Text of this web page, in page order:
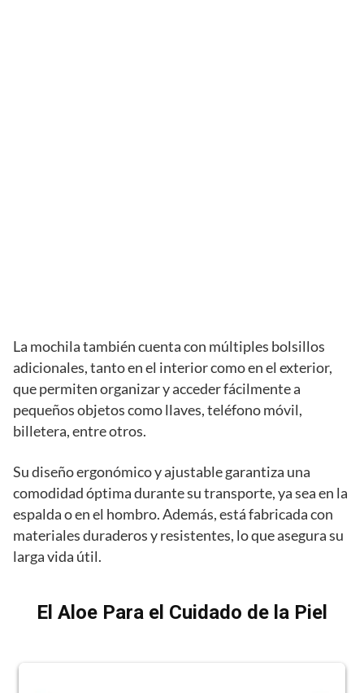
La mochila también cuenta con múltiples bolsillos
adicionales, tanto en el interior como en el exterior,
que permiten organizar y acceder fácilmente a
pequeños objetos como llaves, teléfono móvil,
billetera, entre otros.
Su diseño ergonómico y ajustable garantiza una
comodidad óptima durante su transporte, ya sea en la
espalda o en el hombro. Además, está fabricada con
materiales duraderos y resistentes, lo que asegura su
larga vida útil.
El Aloe Para el Cuidado de la Piel